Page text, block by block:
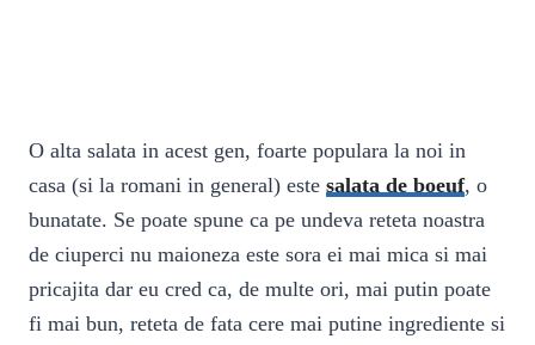
O alta salata in acest gen, foarte populara la noi in
casa (si la romani in general) este salata de boeuf, o
bunatate. Se poate spune ca pe undeva reteta noastra
de ciuperci nu maioneza este sora ei mai mica si mai
pricajita dar eu cred ca, de multe ori, mai putin poate
fi mai bun, reteta de fata cere mai putine ingrediente si